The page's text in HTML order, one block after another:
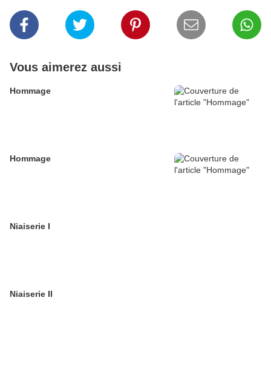
Vous aimerez aussi
Hommage
Hommage
Niaiserie I
Niaiserie II